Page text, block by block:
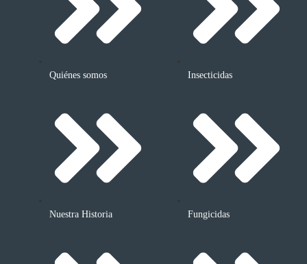
Quiénes somos
Nuestra Historia
Insecticidas
Fungicidas